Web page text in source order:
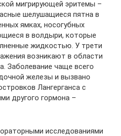
мигрирующей эритемы –
шелушащиеся пятна в
ямках, носогубных
в волдыри, которые
жидкостью. У трети
возникают в области
Заболевание чаще всего
железы и вызвано
Лангерганса с
другого гормона –
исследованиями